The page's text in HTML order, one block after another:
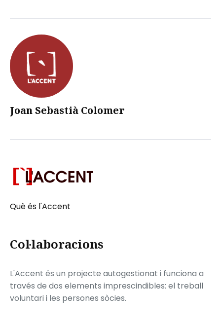
Joan Sebastià Colomer
Què és l'Accent
Col·laboracions
L'Accent és un projecte autogestionat i funciona a
través de dos elements imprescindibles: el treball
voluntari i les persones sòcies.